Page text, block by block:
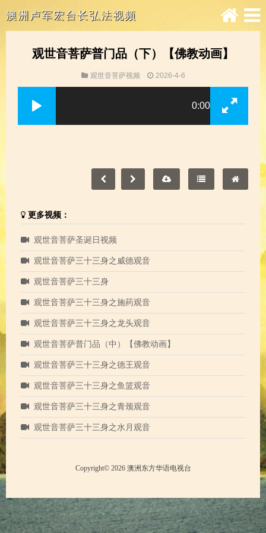
澳洲卢军宏台长弘法视频
观世音菩萨普门品（下）【佛教动画】
观世音菩萨视频 2026-4-6
0:00
更多视频：
观世音菩萨圣诞日视频
观世音菩萨三十三身之威德观音
观世音菩萨三十三身
观世音菩萨三十三身之施药观音
观世音菩萨三十三身之龙头观音
观世音菩萨普门品（中）【佛教动画】
观世音菩萨三十三身之德王观音
观世音菩萨三十三身之鱼篮观音
观世音菩萨三十三身之青颈观音
观世音菩萨三十三身之水月观音
Copyright© 2026 澳洲东方华语电视台